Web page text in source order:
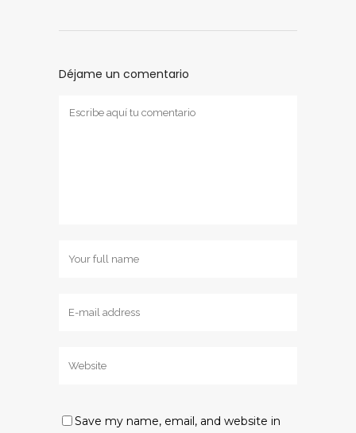
Déjame un comentario
Save my name, email, and website in